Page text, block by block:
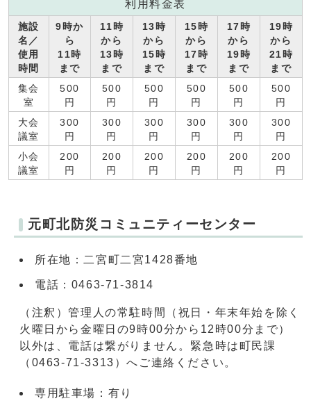
利用料金表
施設
名／
使用
時間
9時か
ら
11時
まで
11時
から
13時
まで
13時
から
15時
まで
15時
から
17時
まで
17時
から
19時
まで
19時
から
21時
まで
集会
室
500
円
500
円
500
円
500
円
500
円
500
円
大会
議室
300
円
300
円
300
円
300
円
300
円
300
円
小会
議室
200
円
200
円
200
円
200
円
200
円
200
円
元町北防災コミュニティーセンター
所在地：二宮町二宮1428番地
電話：0463-71-3814
（注釈）管理人の常駐時間（祝日・年末年始を除く
火曜日から金曜日の9時00分から12時00分まで）
以外は、電話は繋がりません。緊急時は町民課
（0463-71-3313）へご連絡ください。
専用駐車場：有り